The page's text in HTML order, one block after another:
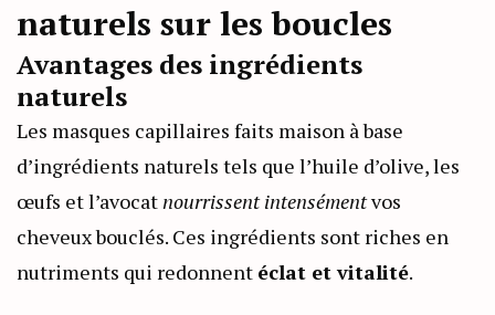
naturels sur les boucles
Avantages des ingrédients
naturels
Les masques capillaires faits maison à base
d’ingrédients naturels tels que l’huile d’olive, les
œufs et l’avocatnourrissent intensémentvos
cheveux bouclés. Ces ingrédients sont riches en
nutriments qui redonnent éclat et vitalité.